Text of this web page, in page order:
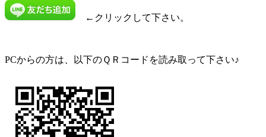
←クリックして下さい。
PCからの方は、以下のＱＲコードを読み取って下さい♪